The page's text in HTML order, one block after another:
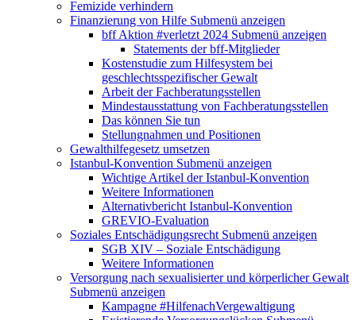
Femizide verhindern
Finanzierung von Hilfe Submenü anzeigen
bff Aktion #verletzt 2024 Submenü anzeigen
Statements der bff-Mitglieder
Kostenstudie zum Hilfesystem bei
geschlechtsspezifischer Gewalt
Arbeit der Fachberatungsstellen
Mindestausstattung von Fachberatungsstellen
Das können Sie tun
Stellungnahmen und Positionen
Gewalthilfegesetz umsetzen
Istanbul-Konvention Submenü anzeigen
Wichtige Artikel der Istanbul-Konvention
Weitere Informationen
Alternativbericht Istanbul-Konvention
GREVIO-Evaluation
Soziales Entschädigungsrecht Submenü anzeigen
SGB XIV – Soziale Entschädigung
Weitere Informationen
Versorgung nach sexualisierter und körperlicher Gewalt
Submenü anzeigen
Kampagne #HilfenachVergewaltigung